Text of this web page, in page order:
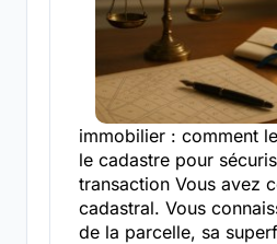
immobilier : comment
le cadastre pour
transaction Vous avez
cadastral. Vous
de la parcelle, sa